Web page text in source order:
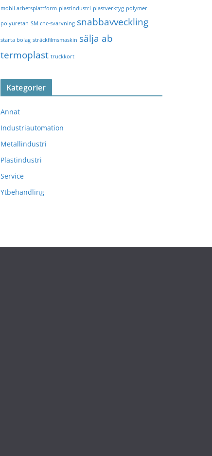
mobil arbetsplattform plastindustri plastverktyg polymer
polyuretan SM cnc-svarvning snabbavveckling
starta bolag sträckfilmsmaskin sälja ab
termoplast truckkort
Kategorier
Annat
Industriautomation
Metallindustri
Plastindustri
Service
Ytbehandling